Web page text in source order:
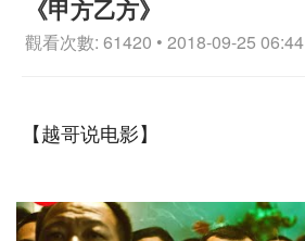
《甲方乙方》
觀看次數: 61420 • 2018-09-25 06:44
【越哥说电影】